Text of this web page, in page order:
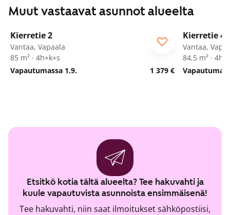
Muut vastaavat asunnot alueelta
Kierretie 2
Vantaa, Vapaala
85 m² · 4h+k+s
Vapautumassa 1.9.
1 379 €
Kierretie 4
Vantaa,
84,5 m² ·
Etsitkö kotia tältä alueelta? Tee hakuvahti ja
kuule vapautuvista asunnoista ensimmäisenä!
Tee hakuvahti, niin saat ilmoitukset sähköpostiisi,